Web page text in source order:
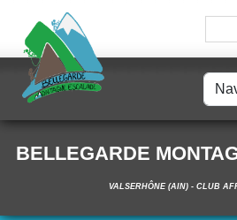
BELLEGARDE
VALSERHÔNE (AIN) - CLUB
Panneau de gestion des cookies